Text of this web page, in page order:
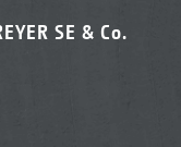
SE & Co.